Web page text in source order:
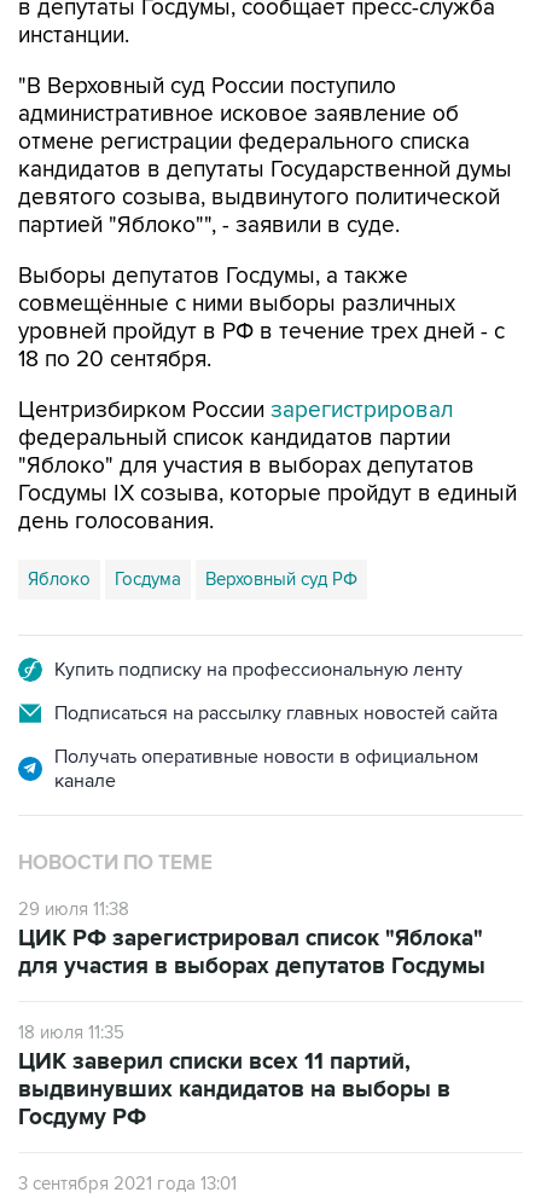
в депутаты Госдумы, сообщает пресс-служба
инстанции.
"В Верховный суд России поступило
административное исковое заявление об
отмене регистрации федерального списка
кандидатов в депутаты Государственной думы
девятого созыва, выдвинутого политической
партией "Яблоко"", - заявили в суде.
Выборы депутатов Госдумы, а также
совмещённые с ними выборы различных
уровней пройдут в РФ в течение трех дней - с
18 по 20 сентября.
Центризбирком России зарегистрировал
федеральный список кандидатов партии
"Яблоко" для участия в выборах депутатов
Госдумы IX созыва, которые пройдут в единый
день голосования.
Яблоко Госдума Верховный суд РФ
Купить подписку на профессиональную ленту
Подписаться на рассылку главных новостей сайта
Получать оперативные новости в официальном
канале
НОВОСТИ ПО ТЕМЕ
29 июля 11:38
ЦИК РФ зарегистрировал список "Яблока"
для участия в выборах депутатов Госдумы
18 июля 11:35
ЦИК заверил списки всех 11 партий,
выдвинувших кандидатов на выборы в
Госдуму РФ
3 сентября 2021 года 13:01